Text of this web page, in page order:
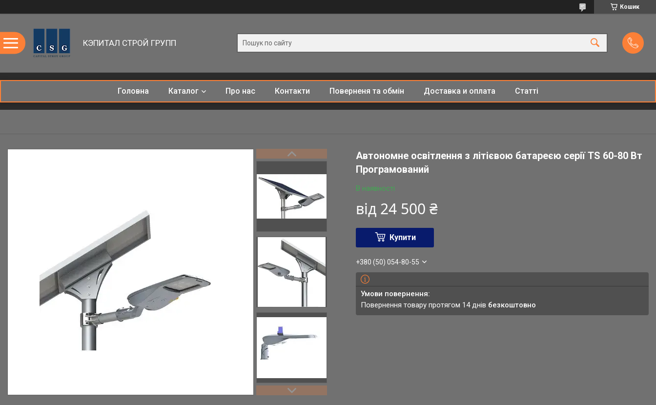
Кошик
КЭПИТАЛ СТРОЙ ГРУПП
Головна Каталог Про нас Контакти Поверненя та обмін Доставка и оплата Статті
Автономне освітлення з літієвою батареєю серії ТS 60-80 Вт
Програмований
В наявності
від 24 500 ₴
Купити
+380 (50) 054-80-55
повернення товару протягом 14 днів безкоштовно